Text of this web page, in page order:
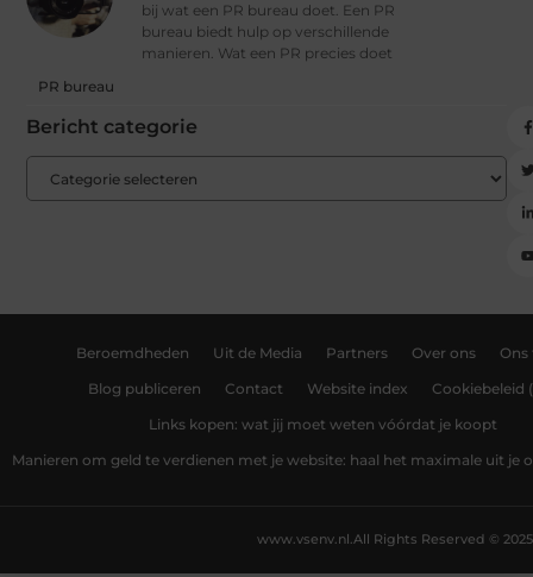
bij wat een PR bureau doet. Een PR
bureau biedt hulp op verschillende
manieren. Wat een PR precies doet
PR bureau
Bericht categorie
Beroemdheden Uit de Media Partners Over ons Ons
Blog publiceren Contact Website index Cookiebeleid
Links kopen: wat jij moet weten vóórdat je koopt
Manieren om geld te verdienen met je website: haal het maximale uit je
All Rights Reserved © 2025
www.vsenv.nl.